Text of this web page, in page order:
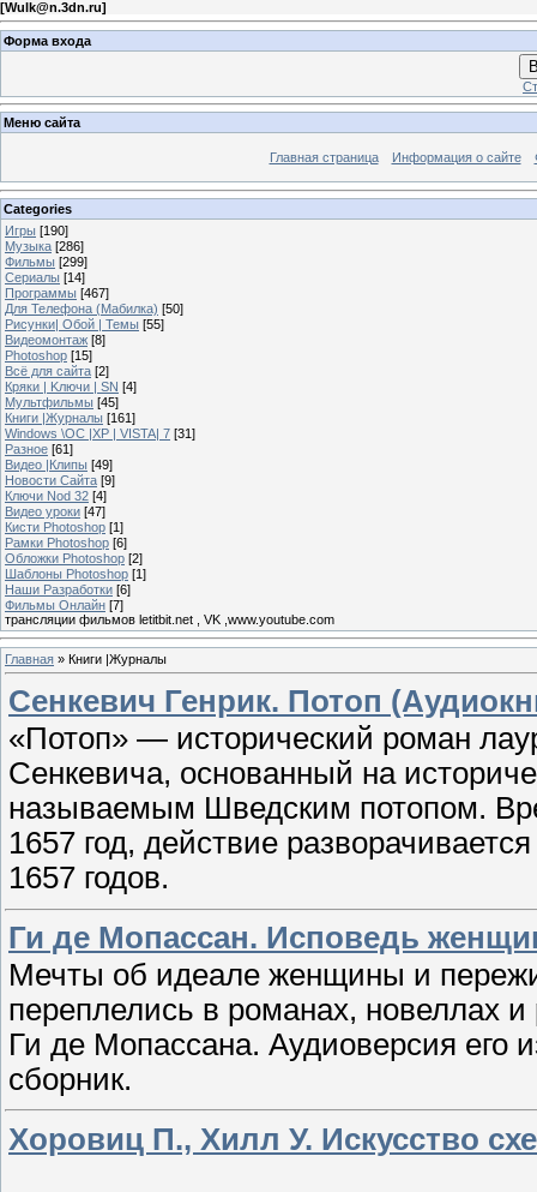
[Wulk@n.3dn.ru]
Форма входа
Меню сайта
Главная страница Информация о сайте
Categories
Игры [190]
Музыка [286]
Фильмы [299]
Сериалы [14]
Программы [467]
Для Телефона (Мабилка) [50]
Рисунки| Обой | Темы [55]
Видеомонтаж [8]
Photoshop [15]
Всё для сайта [2]
Кряки | Kлючи | SN [4]
Мультфильмы [45]
Книги |Журналы [161]
Windows \OC |XP | VISTA| 7 [31]
Разное [61]
Видео |Клипы [49]
Новости Сайта [9]
Ключи Nod 32 [4]
Видео уроки [47]
Кисти Photoshop [1]
Рамки Photoshop [6]
Обложки Photoshop [2]
Шаблоны Photoshop [1]
Наши Разработки [6]
Фильмы Онлайн [7]
трансляции фильмов letitbit.net , VK ,www.youtube.com
Главная » Книги |Журналы
Сенкевич Генрик. Потоп
«Потоп» — исторический роман
Сенкевича, основанный на
называемым Шведским потопом.
1657 год, действие
1657 годов.
Ги де Мопассан. Исповедь
Мечты об идеале женщины и
переплелись в романах, новеллах и
Ги де Мопассана. Аудиоверсия его
сборник.
Хоровиц П., Хилл У. Искусство